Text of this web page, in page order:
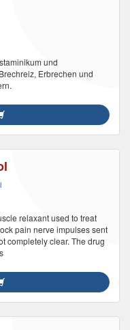
und
Erbrechen und
relaxant used to treat
pain nerve impulses sent
completely clear. The drug